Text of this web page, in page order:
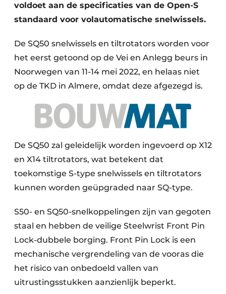
voldoet aan de specificaties van de Open-S
standaard voor volautomatische snelwissels.
De SQ50 snelwissels en tiltrotators worden voor
het eerst getoond op de Vei en Anlegg beurs in
Noorwegen van 11-14 mei 2022, en helaas niet
op de TKD in Almere, omdat deze afgezegd is.
De SQ50 zal geleidelijk worden ingevoerd op X12
en X14 tiltrotators, wat betekent dat
toekomstige S-type snelwissels en tiltrotators
kunnen worden geüpgraded naar SQ-type.
S50- en SQ50-snelkoppelingen zijn van gegoten
staal en hebben de veilige Steelwrist Front Pin
Lock-dubbele borging. Front Pin Lock is een
mechanische vergrendeling van de vooras die
het risico van onbedoeld vallen van
uitrustingsstukken aanzienlijk beperkt.